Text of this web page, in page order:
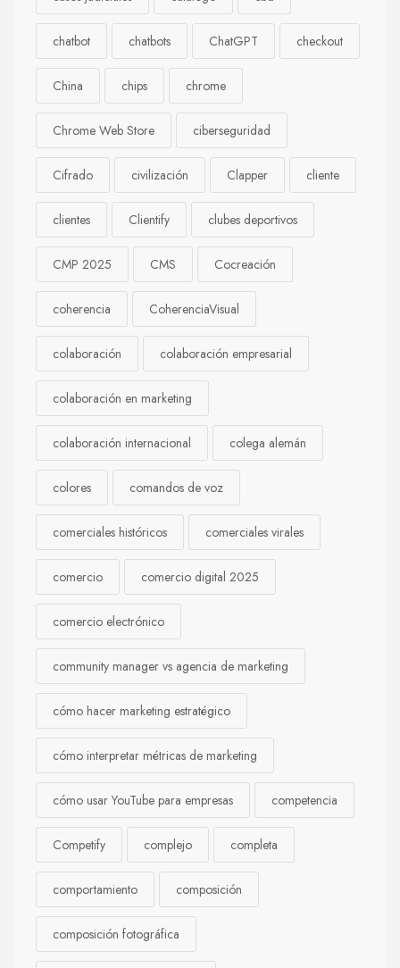
chatbot chatbots ChatGPT checkout
China chips chrome
Chrome Web Store ciberseguridad
Cifrado civilización Clapper cliente
clientes Clientify clubes deportivos
CMP 2025 CMS Cocreación
coherencia CoherenciaVisual
colaboración colaboración empresarial
colaboración en marketing
colaboración internacional colega alemán
colores comandos de voz
comerciales históricos comerciales virales
comercio comercio digital 2025
comercio electrónico
community manager vs agencia de marketing
cómo hacer marketing estratégico
cómo interpretar métricas de marketing
cómo usar YouTube para empresas competencia
Competify complejo completa
comportamiento composición
composición fotográfica